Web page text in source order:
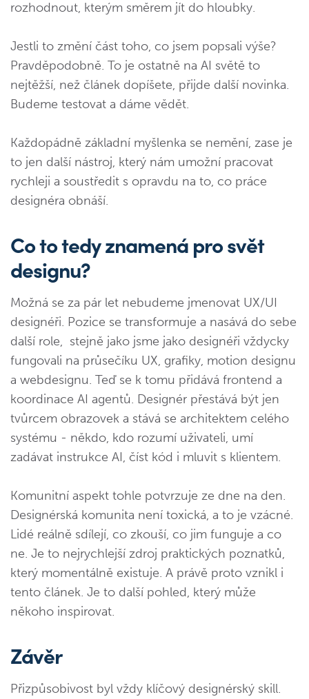
rozhodnout, kterým směrem jít do hloubky.
Jestli to změní část toho, co jsem popsali výše?
Pravděpodobně. To je ostatně na AI světě to
nejtěžší, než článek dopíšete, přijde další novinka.
Budeme testovat a dáme vědět.
Každopádně základní myšlenka se nemění, zase je
to jen další nástroj, který nám umožní pracovat
rychleji a soustředit s opravdu na to, co práce
designéra obnáší.
Co to tedy znamená pro svět
designu?
Možná se za pár let nebudeme jmenovat UX/UI
designéři. Pozice se transformuje a nasává do sebe
další role, stejně jako jsme jako designéři vždycky
fungovali na průsečíku UX, grafiky, motion designu
a webdesignu. Teď se k tomu přidává frontend a
koordinace AI agentů. Designér přestává být jen
tvůrcem obrazovek a stává se architektem celého
systému - někdo, kdo rozumí uživateli, umí
zadávat instrukce AI, číst kód i mluvit s klientem.
Komunitní aspekt tohle potvrzuje ze dne na den.
Designérská komunita není toxická, a to je vzácné.
Lidé reálně sdílejí, co zkouší, co jim funguje a co
ne. Je to nejrychlejší zdroj praktických poznatků,
který momentálně existuje. A právě proto vznikl i
tento článek. Je to další pohled, který může
někoho inspirovat.
Závěr
Přizpůsobivost byl vždy klíčový designérský skill.